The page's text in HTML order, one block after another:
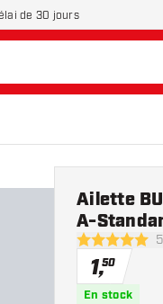
de 30 jours
5 étoiles de
Ailette
A-
1,50
En stock